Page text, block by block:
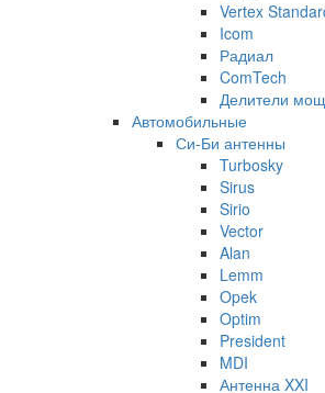
Vertex
Icom
Радиал
ComTech
Делители
Автомобильные
Си-Би антенны
Turbosky
Sirus
Sirio
Vector
Alan
Lemm
Opek
Optim
President
MDI
Антенна XXI